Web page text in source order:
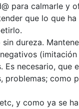
para calmarle y
que lo que
dureza.
Es necesario, que
problemas; como
y como ya se